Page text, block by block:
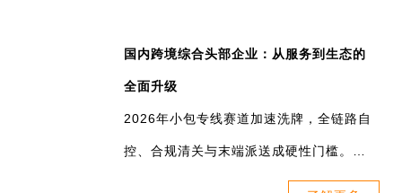
国内跨境综合头部企业：从服务到生态的
全面升级
2026年小包专线赛道加速洗牌，全链路自
控、合规清关与末端派送成硬性门槛。行
业从价格转向能力竞争，头部企业升级综